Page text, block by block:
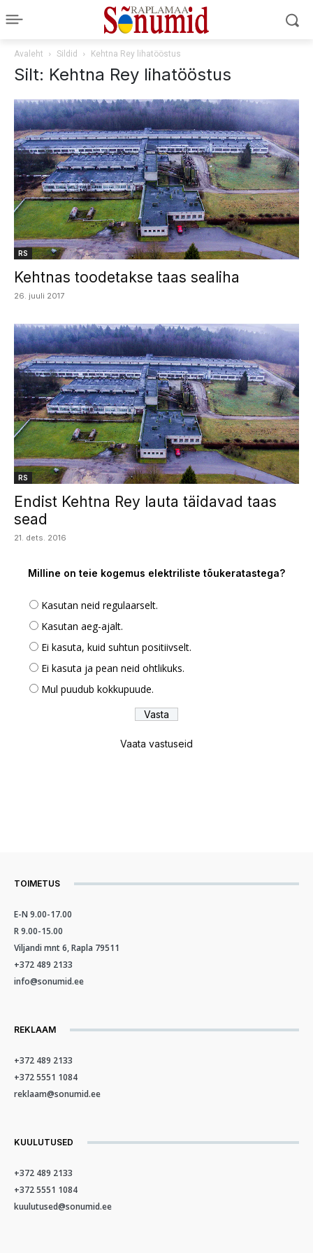
Avaleht Sildid Kehtna Rey lihatööstus
Silt: Kehtna Rey lihatööstus
RS
Kehtnas toodetakse taas sealiha
26. juuli 2017
RS
Endist Kehtna Rey lauta täidavad taas
sead
21. dets. 2016
Milline on teie kogemus elektriliste tõukeratastega?
Kasutan neid regulaarselt.
Kasutan aeg-ajalt.
Ei kasuta, kuid suhtun positiivselt.
Ei kasuta ja pean neid ohtlikuks.
Mul puudub kokkupuude.
Vaata vastuseid
TOIMETUS
E-N 9.00-17.00
R 9.00-15.00
Viljandi mnt 6, Rapla 79511
+372 489 2133
info@sonumid.ee
REKLAAM
+372 489 2133
+372 5551 1084
reklaam@sonumid.ee
KUULUTUSED
+372 489 2133
+372 5551 1084
kuulutused@sonumid.ee